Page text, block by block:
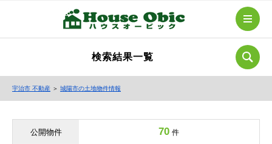
検索結果一覧
宇治市 不動産 ＞ 城陽市の土地物件情報
公開物件 70 件